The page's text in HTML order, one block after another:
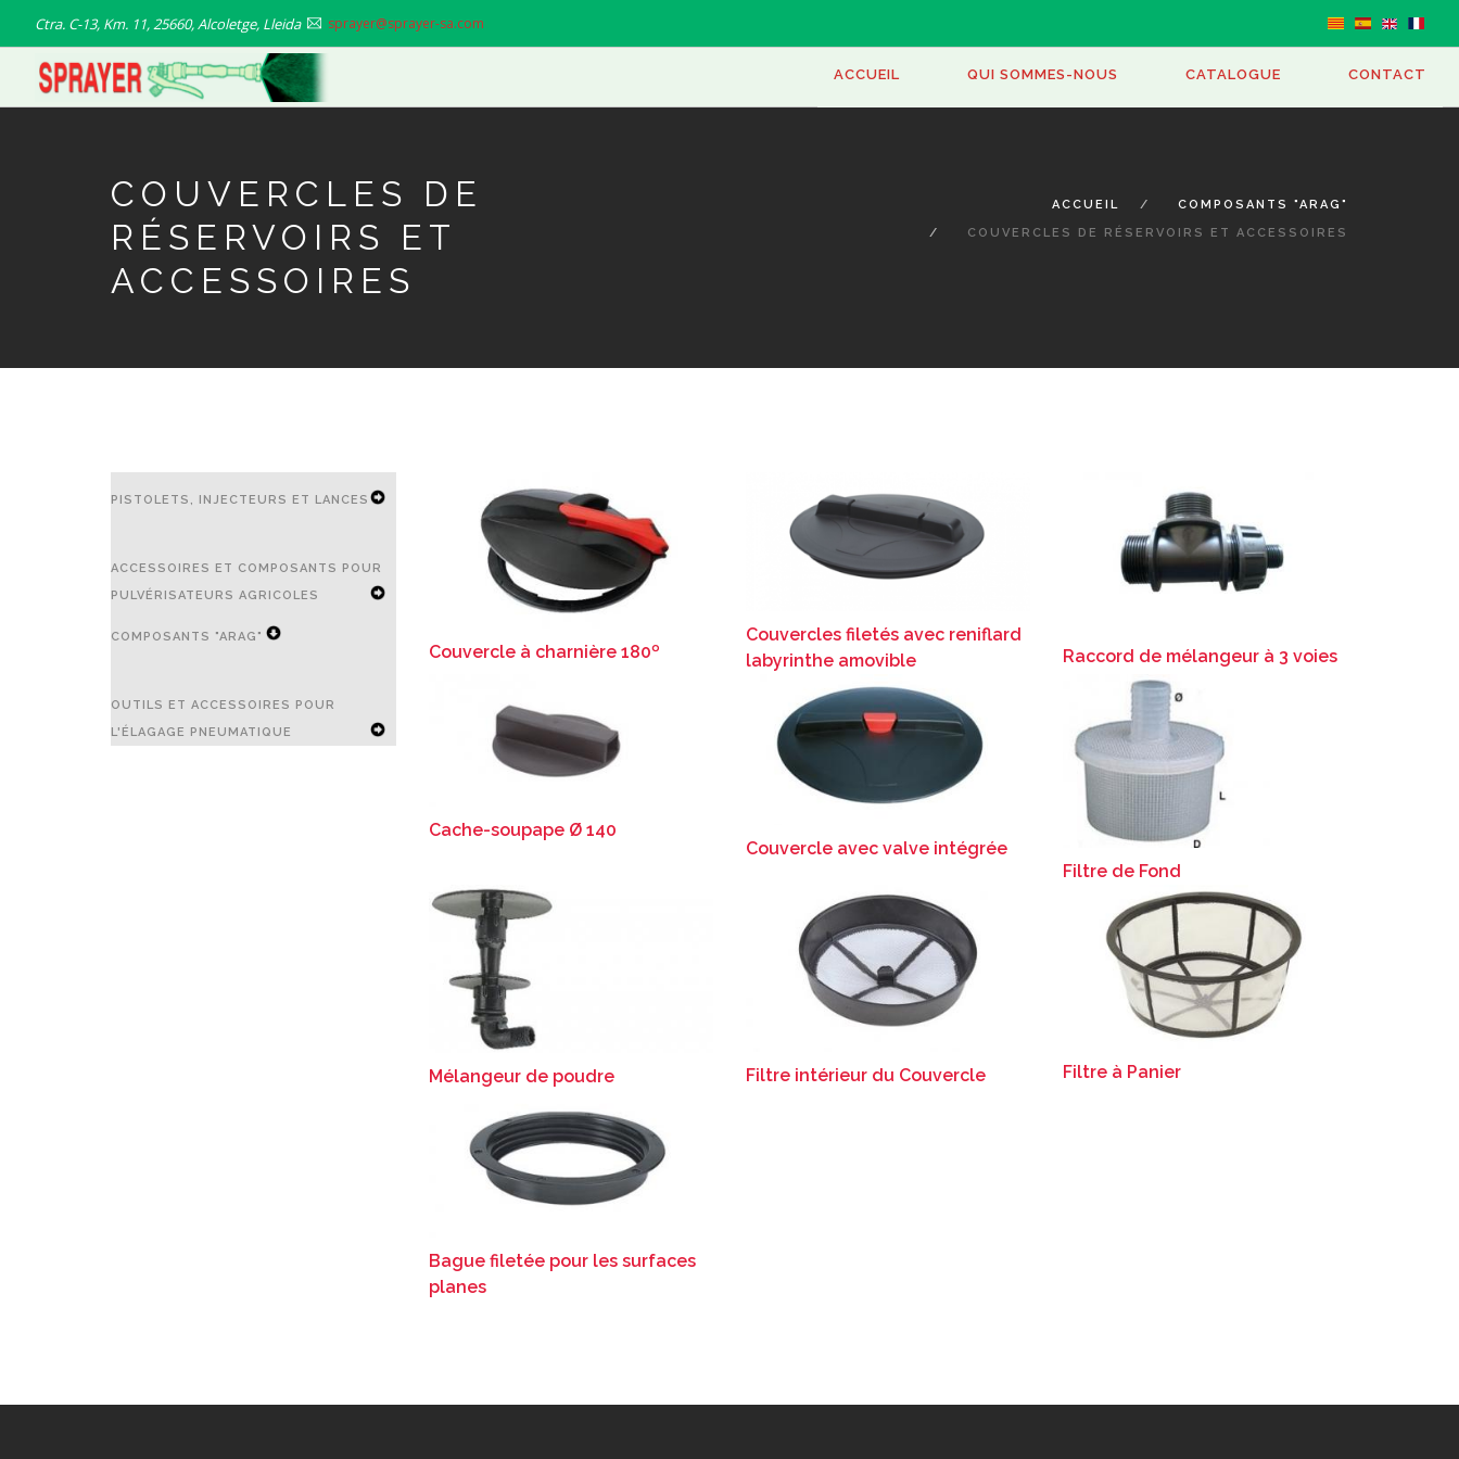
contenu
principal
Ctra. C-13, Km. 11, 25660, Alcoletge, Lleida sprayer@sprayer-sa.com
ONEPAGER
ACCUEIL QUI SOMMES-NOUS CATALOGUE CONTACT
COUVERCLES DE
RÉSERVOIRS ET
ACCESSOIRES
ACCUEIL
COMPOSANTS "ARAG"
COUVERCLES DE RÉSERVOIRS ET ACCESSOIRES
PISTOLETS, INJECTEURS ET LANCES
SECONDARY
MENU
ACCESSOIRES ET COMPOSANTS POUR
PULVÉRISATEURS AGRICOLES
EXPAND
NAVIGATION
MENU
COMPOSANTS "ARAG"
SECONDARY
OUTILS ET ACCESSOIRES POUR
L'ÉLAGAGE PNEUMATIQUE
Couvercle à charnière 180º
Couvercles filetés avec reniflard
labyrinthe amovible
Raccord de mélangeur à 3 voies
Cache-soupape Ø 140
Couvercle avec valve intégrée
Filtre de Fond
Mélangeur de poudre Filtre intérieur du Couvercle Filtre à Panier
Bague filetée pour les surfaces
planes